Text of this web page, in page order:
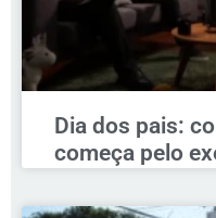
Dia dos pais:
começa pelo